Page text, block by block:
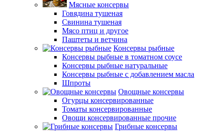
Мясные консервы
Говядина тушеная
Свинина тушеная
Мясо птиц и другое
Паштеты и ветчина
Консервы рыбные
Консервы рыбные в томатном соусе
Консервы рыбные натуральные
Консервы рыбные с добавлением масла
Шпроты
Овощные консервы
Огурцы консервированные
Томаты консервированные
Овощи консервированные прочие
Грибные консервы